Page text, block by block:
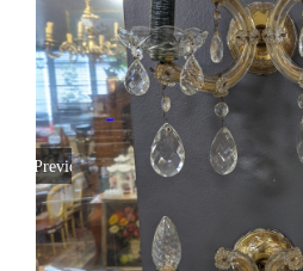
Toivomuslista
Suomi
Previous